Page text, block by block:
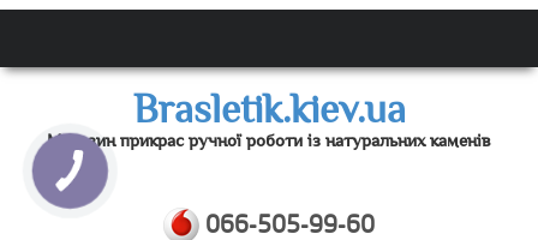
Brasletik.kiev.ua
Магазин прикрас ручної роботи із натуральних каменів
066-505-99-60